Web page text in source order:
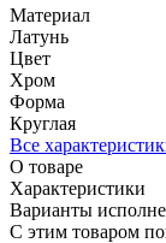
Материал
Латунь
Цвет
Хром
Форма
Круглая
Все
О товаре
Характеристики
Варианты
С этим товаром